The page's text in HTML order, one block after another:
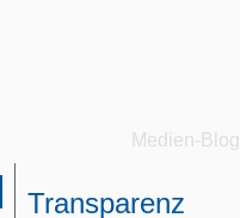
Medien-Blog
Transparenz